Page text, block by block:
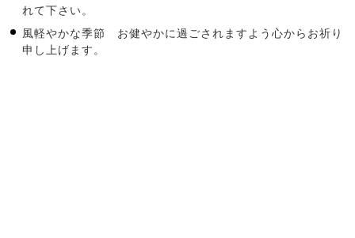
れて下さい。
風軽やかな季節 お健やかに過ごされますよう心からお祈り
申し上げます。